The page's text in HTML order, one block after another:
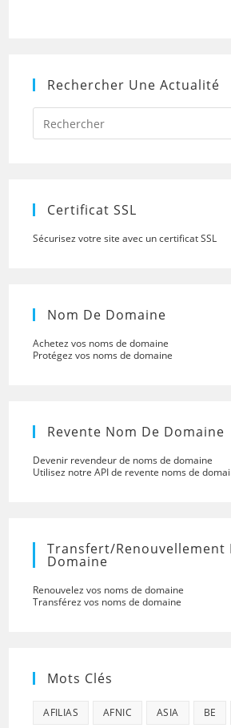
Rechercher Une Actualité
Certificat SSL
Sécurisez votre site avec un certificat SSL
Nom De Domaine
Achetez vos noms de domaine
Protégez vos noms de domaine
Revente Nom De Domaine
Devenir revendeur de noms de domaine
Utilisez notre API de revente noms de
Transfert/renouvellement
Domaine
Renouvelez vos noms de domaine
Transférez vos noms de domaine
Mots Clés
AFILIAS AFNIC ASIA BE